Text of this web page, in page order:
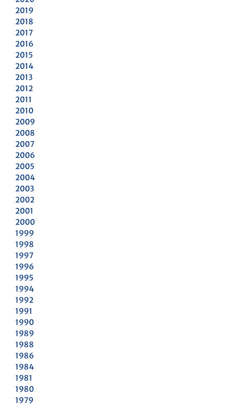
2019
2018
2017
2016
2015
2014
2013
2012
2011
2010
2009
2008
2007
2006
2005
2004
2003
2002
2001
2000
1999
1998
1997
1996
1995
1994
1992
1991
1990
1989
1988
1986
1984
1981
1980
1979